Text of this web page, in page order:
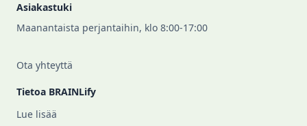
Asiakastuki
Maanantaista perjantaihin, klo 8:00-17:00
Ota yhteyttä
Tietoa BRAINLify
Lue lisää